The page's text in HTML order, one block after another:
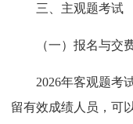
三、主观题考试
（一）报名与交
2026年客观题考
留有效成绩人员，可